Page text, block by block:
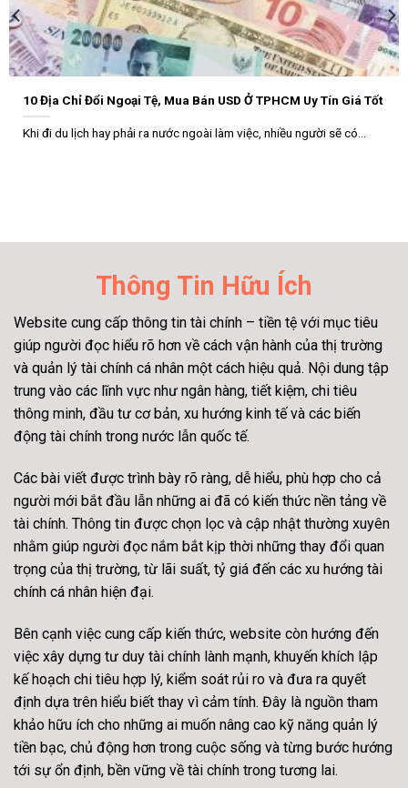
10 Địa Chỉ Đổi Ngoại Tệ, Mua Bán USD Ở TPHCM Uy Tín Giá Tốt
Khi đi du lịch hay phải ra nước ngoài làm việc, nhiều người sẽ có...
Thông Tin Hữu Ích
Website cung cấp thông tin tài chính – tiền tệ với mục tiêu
giúp người đọc hiểu rõ hơn về cách vận hành của thị trường
và quản lý tài chính cá nhân một cách hiệu quả. Nội dung tập
trung vào các lĩnh vực như ngân hàng, tiết kiệm, chi tiêu
thông minh, đầu tư cơ bản, xu hướng kinh tế và các biến
động tài chính trong nước lẫn quốc tế.
Các bài viết được trình bày rõ ràng, dễ hiểu, phù hợp cho cả
người mới bắt đầu lẫn những ai đã có kiến thức nền tảng về
tài chính. Thông tin được chọn lọc và cập nhật thường xuyên
nhằm giúp người đọc nắm bắt kịp thời những thay đổi quan
trọng của thị trường, từ lãi suất, tỷ giá đến các xu hướng tài
chính cá nhân hiện đại.
Bên cạnh việc cung cấp kiến thức, website còn hướng đến
việc xây dựng tư duy tài chính lành mạnh, khuyến khích lập
kế hoạch chi tiêu hợp lý, kiểm soát rủi ro và đưa ra quyết
định dựa trên hiểu biết thay vì cảm tính. Đây là nguồn tham
khảo hữu ích cho những ai muốn nâng cao kỹ năng quản lý
tiền bạc, chủ động hơn trong cuộc sống và từng bước hướng
tới sự ổn định, bền vững về tài chính trong tương lai.